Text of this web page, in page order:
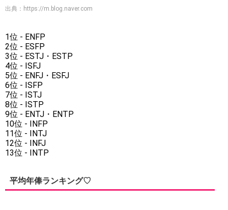
出典： https://m.blog.naver.com
1位 - ENFP
2位 - ESFP
3位 - ESTJ・ESTP
4位 - ISFJ
5位 - ENFJ・ESFJ
6位 - ISFP
7位 - ISTJ
8位 - ISTP
9位 - ENTJ・ENTP
10位 - INFP
11位 - INTJ
12位 - INFJ
13位 - INTP
平均年俸ランキング♡